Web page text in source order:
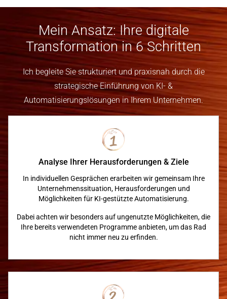
Mein Ansatz: Ihre digitale
Transformation in 6 Schritten
Ich begleite Sie strukturiert und praxisnah durch die
strategische Einführung von KI- &
Automatisierungslösungen in Ihrem Unternehmen.
Analyse Ihrer Herausforderungen & Ziele
In individuellen Gesprächen erarbeiten wir gemeinsam Ihre
Unternehmenssituation, Herausforderungen und
Möglichkeiten für KI-gestützte Automatisierung.
Dabei achten wir besonders auf ungenutzte Möglichkeiten, die
Ihre bereits verwendeten Programme anbieten, um das Rad
nicht immer neu zu erfinden.